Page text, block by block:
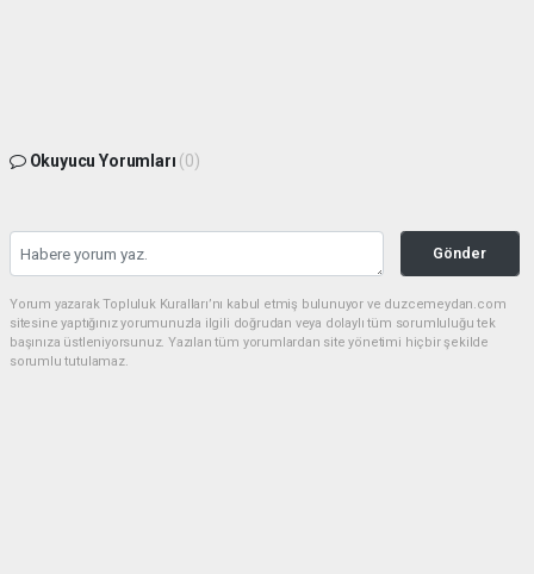
Okuyucu Yorumları (0)
Gönder
Yorum yazarak Topluluk Kuralları’nı kabul etmiş bulunuyor ve duzcemeydan.com
sitesine yaptığınız yorumunuzla ilgili doğrudan veya dolaylı tüm sorumluluğu tek
başınıza üstleniyorsunuz. Yazılan tüm yorumlardan site yönetimi hiçbir şekilde
sorumlu tutulamaz.